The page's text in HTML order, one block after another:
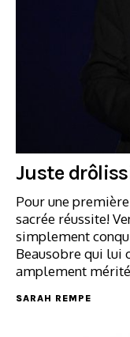
Juste
Pour une
sacrée réussite!
simplement
Beausobre qui lui
amplement
SARAH REMPE